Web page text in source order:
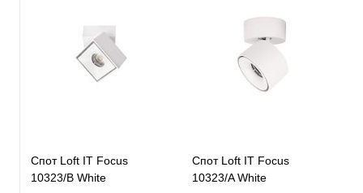
Спот Loft IT Focus
10323/B White
Спот Loft IT Focus
10323/A White